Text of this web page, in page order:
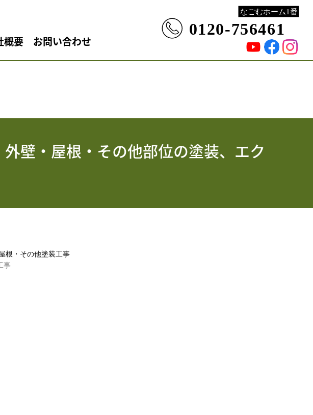
概要 お問い合わせ
壁・屋根・その他部位の塗装、エク
根・その他塗装工事
事